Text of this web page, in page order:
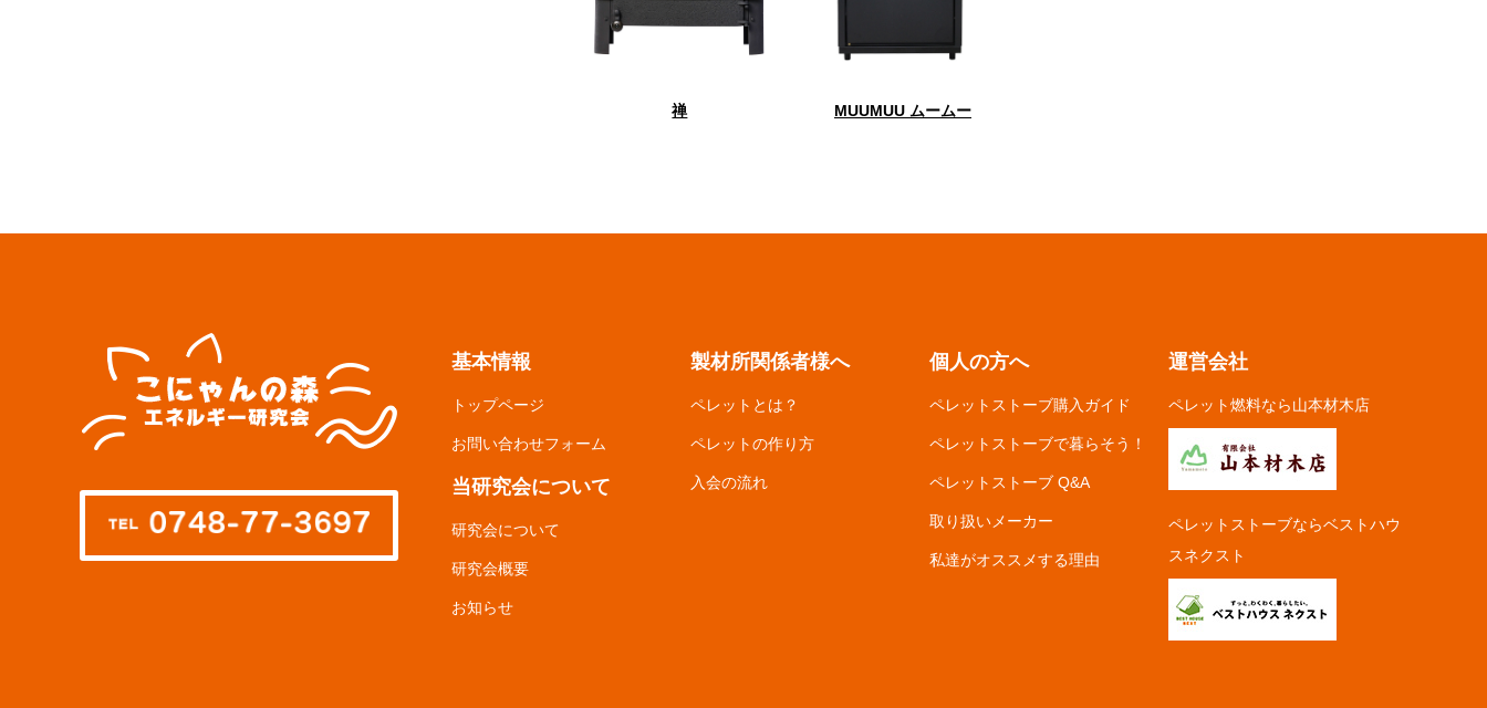
禅 MUUMUU ムームー
基本情報
トップページ
お問い合わせフォーム
当研究会について
研究会について
研究会概要
お知らせ
製材所関係者様へ
ペレットとは？
ペレットの作り方
入会の流れ
個人の方へ
ペレットストーブ購入ガイド
ペレットストーブで暮らそう！
ペレットストーブ Q&A
取り扱いメーカー
私達がオススメする理由
運営会社
ペレット燃料なら山本材木店
ペレットストーブならベストハウ
スネクスト